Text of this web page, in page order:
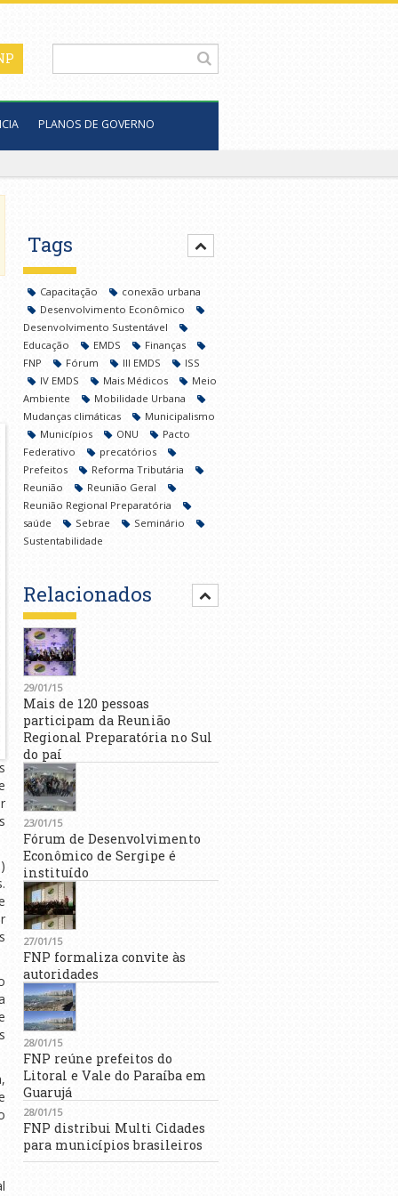
PLANOS DE GOVERNO
Tags
Capacitação
conexão urbana
Desenvolvimento Econômico
Desenvolvimento Sustentável
Educação
EMDS
Finanças
FNP
Fórum III EMDS
ISS
IV EMDS
Mais Médicos
Meio
Ambiente
Mobilidade Urbana
Mudanças climáticas
Municipalismo
Municípios
ONU
Pacto
Federativo
precatórios
Prefeitos
Reforma Tributária
Reunião
Reunião Geral
Reunião Regional Preparatória
saúde
Sebrae
Seminário
Sustentabilidade
Relacionados
29/01/15
Mais de 120 pessoas
participam da Reunião
Regional Preparatória no Sul
do paí
23/01/15
Fórum de Desenvolvimento
Econômico de Sergipe é
instituído
27/01/15
FNP formaliza convite às
autoridades
28/01/15
FNP reúne prefeitos do
Litoral e Vale do Paraíba em
Guarujá
28/01/15
FNP distribui Multi Cidades
para municípios brasileiros